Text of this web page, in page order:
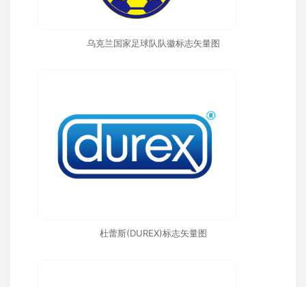
乌克兰国家足球队队徽标志矢量图
杜蕾斯(DUREX)标志矢量图